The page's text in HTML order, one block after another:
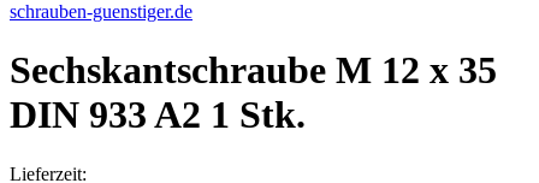
schrauben-guenstiger.de
Sechskantschraube M 12 x 35
DIN 933 A2 1 Stk.
Lieferzeit: